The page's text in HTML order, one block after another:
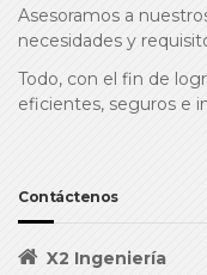
Asesoramos a
necesidades y
Todo, con el fin de
eficientes, seguros e
Contáctenos
X2 Ingeniería